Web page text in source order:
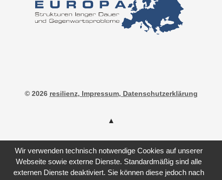
© 2026 resilienz, Impressum, Datenschutzerklärung
Wir verwenden technisch notwendige Cookies auf unserer
Webseite sowie externe Dienste. Standardmäßig sind alle
externen Dienste deaktiviert. Sie können diese jedoch nach